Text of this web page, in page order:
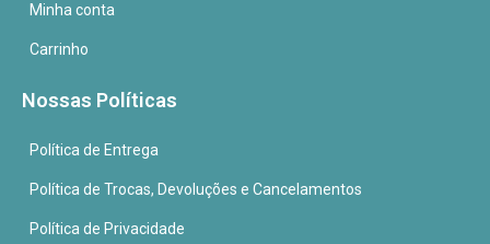
Minha conta
Carrinho
Nossas Políticas
Política de Entrega
Política de Trocas, Devoluções e Cancelamentos
Política de Privacidade